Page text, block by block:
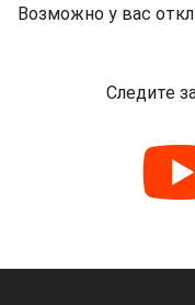
Возможно у вас
Следите